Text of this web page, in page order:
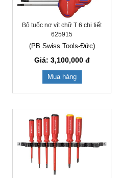
Bộ tuốc nơ vít chữ T 6 chi tiết
625915
(PB Swiss Tools-Đức)
Giá: 3,100,000đ
Mua hàng